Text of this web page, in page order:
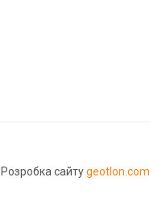
Розробка сайтуgeotlon.com